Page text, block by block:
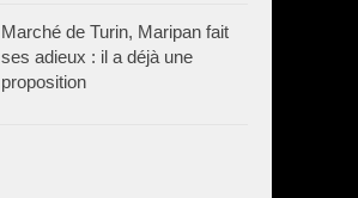
Marché de Turin, Maripan fait
ses adieux : il a déjà une
proposition